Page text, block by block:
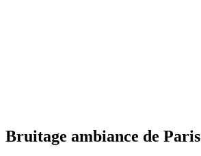
Bruitage ambiance de Paris